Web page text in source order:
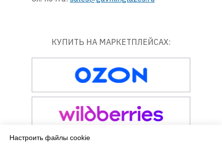
КУПИТЬ НА МАРКЕТПЛЕЙСАХ:
Настроить файлы cookie